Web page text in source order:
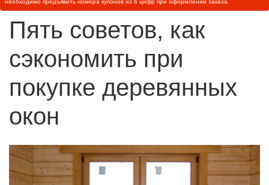
необходимо предъявить номера купонов из 6 цифр при оформлении заказа.
Пять советов, как
сэкономить при
покупке деревянных
окон